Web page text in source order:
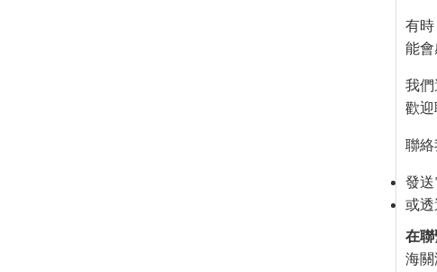
有
能會
我們
歡迎
聯絡
發送
或透
在
海關